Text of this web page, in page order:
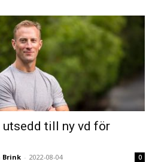
utsedd till ny vd för
Brink - 2022-08-04 0